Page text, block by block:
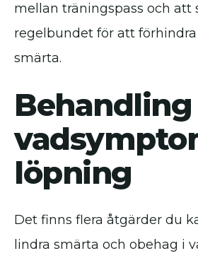
mellan träningspass och att
regelbundet för att
smärta.
Behandling
löpning
Det finns flera åtgärder du
lindra smärta och obehag i